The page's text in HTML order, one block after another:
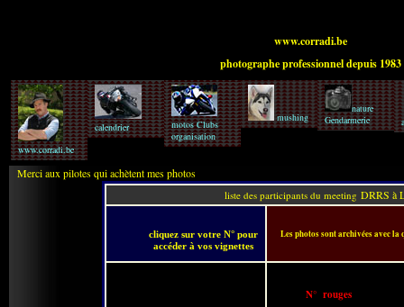
www.corradi.be
photographe professionnel depuis 1983
www.corradi.be
calendrier
motos Clubs
organisation
mushing
nature
Gendarmerie
Merci aux pilotes qui achètent mes photos
liste des participants du meeting DRRS à
cliquez sur votre N° pour
accéder à vos vignettes
Les photos sont archivées avec
N° rouges